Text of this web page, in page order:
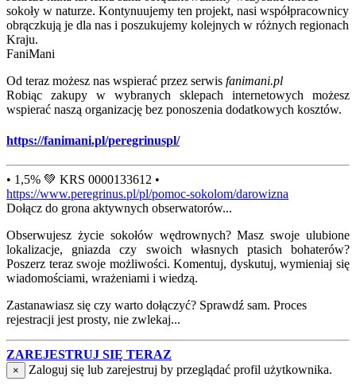
sokoły w naturze. Kontynuujemy ten projekt, nasi współpracownicy
obrączkują je dla nas i poszukujemy kolejnych w różnych regionach
Kraju.
FaniMani
Od teraz możesz nas wspierać przez serwis fanimani.pl
Robiąc zakupy w wybranych sklepach internetowych możesz
wspierać naszą organizację bez ponoszenia dodatkowych kosztów.
https://fanimani.pl/peregrinuspl/
• 1,5% 💚 KRS 0000133612 •
https://www.peregrinus.pl/pl/pomoc-sokolom/darowizna
Dołącz do grona aktywnych obserwatorów...
Obserwujesz życie sokołów wędrownych? Masz swoje ulubione
lokalizacje, gniazda czy swoich własnych ptasich bohaterów?
Poszerz teraz swoje możliwości. Komentuj, dyskutuj, wymieniaj się
wiadomościami, wrażeniami i wiedzą.
Zastanawiasz się czy warto dołączyć? Sprawdź sam. Proces
rejestracji jest prosty, nie zwlekaj...
ZAREJESTRUJ SIĘ TERAZ
× Zaloguj się lub zarejestruj by przeglądać profil użytkownika.